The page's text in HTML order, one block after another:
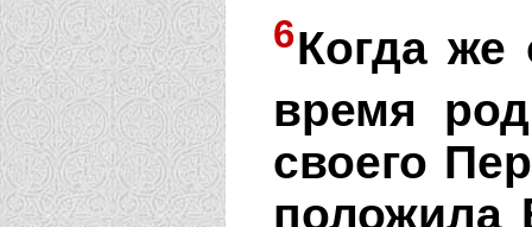
6Когда же
время
своего
положила